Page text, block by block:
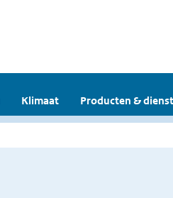
Klimaat Producten &